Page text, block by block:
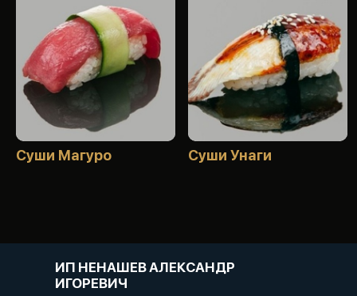
Суши Магуро Суши Унаги
ИП НЕНАШЕВ АЛЕКСАНДР
ИГОРЕВИЧ